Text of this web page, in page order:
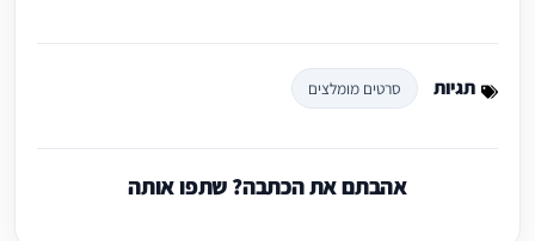
תגיות סרטים מומלצים
אהבתם את הכתבה? שתפו אותה